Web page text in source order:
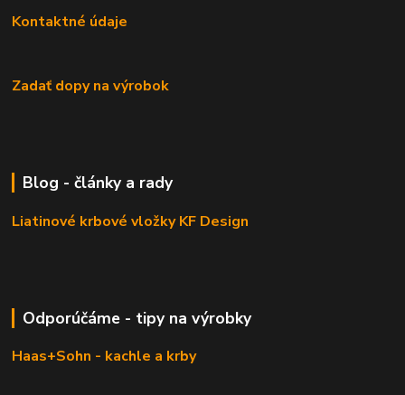
Kontaktné údaje
Zadať dopy na výrobok
Blog - články a rady
Liatinové krbové vložky KF Design
Odporúčáme - tipy na výrobky
Haas+Sohn - kachle a krby